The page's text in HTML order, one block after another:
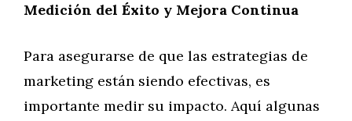
Medición del Éxito y Mejora Continua
Para asegurarse de que las estrategias de
marketing están siendo efectivas, es
importante medir su impacto. Aquí algunas